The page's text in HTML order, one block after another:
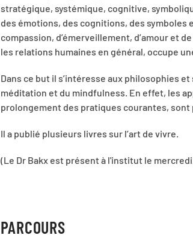
stratégique, systémique, cognitive,
des émotions, des cognitions, des symboles
compassion, d’émerveillement, d’amour et
les relations humaines en général, occupe
Dans ce but il s’intéresse aux philosophies
méditation et du mindfulness. En effet, les
prolongement des pratiques courantes,
Il a publié plusieurs livres sur l’art de vivre.
(Le Dr Bakx est présent à l'institut le
PARCOURS